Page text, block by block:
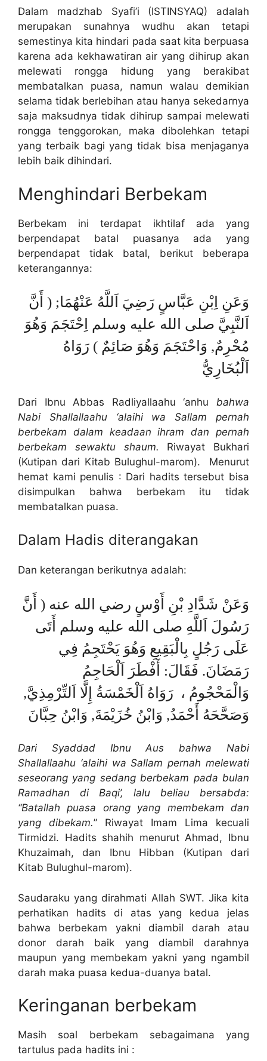
Dalam madzhab Syafi’i (ISTINSYAQ) adalah
merupakan sunahnya wudhu akan tetapi
semestinya kita hindari pada saat kita berpuasa
karena ada kekhawatiran air yang dihirup akan
melewati rongga hidung yang berakibat
membatalkan puasa, namun walau demikian
selama tidak berlebihan atau hanya sekedarnya
saja maksudnya tidak dihirup sampai melewati
rongga tenggorokan, maka dibolehkan tetapi
yang terbaik bagi yang tidak bisa menjaganya
lebih baik dihindari.
Menghindari Berbekam
Berbekam ini terdapat ikhtilaf ada yang
berpendapat batal puasanya ada yang
berpendapat tidak batal, berikut beberapa
keterangannya:
وَعَنِ اِبْنِ عَبَّاسٍ رَضِيَ اَللَّهُ عَنْهُمَا; ( أَنَّ
اَلنَّبِيَّ صلى الله عليه وسلم اِحْتَجَمَ وَهُوَ
مُحْرِمٌ, وَاحْتَجَمَ وَهُوَ صَائِمٌ ) رَوَاهُ
اَلْبُخَارِيُّ
Dari Ibnu Abbas Radliyallaahu ‘anhu bahwa
Nabi Shallallaahu ‘alaihi wa Sallam pernah
berbekam dalam keadaan ihram dan pernah
berbekam sewaktu shaum. Riwayat Bukhari
(Kutipan dari Kitab Bulughul-marom). Menurut
hemat kami penulis : Dari hadits tersebut bisa
disimpulkan bahwa berbekam itu tidak
membatalkan puasa.
Dalam Hadis diterangakan
Dan keterangan berikutnya adalah:
وَعَنْ شَدَّادِ بْنِ أَوْسٍ رضي الله عنه ( أَنَّ
رَسُولَ اَللَّهِ صلى الله عليه وسلم أَتَى
عَلَى رَجُلٍ بِالْبَقِيعِ وَهُوَ يَحْتَجِمُ فِي
رَمَضَانَ. فَقَالَ: أَفْطَرَ اَلْحَاجِمُ
وَالْمَحْجُومُ ، رَوَاهُ اَلْخَمْسَةُ إِلَّا اَلتِّرْمِذِيَّ,
وَصَحَّحَهُ أَحْمَدُ, وَابْنُ خُزَيْمَةَ, وَابْنُ حِبَّانَ
Dari Syaddad Ibnu Aus bahwa Nabi
Shallallaahu ‘alaihi wa Sallam pernah melewati
seseorang yang sedang berbekam pada bulan
Ramadhan di Baqi’, lalu beliau bersabda:
“Batallah puasa orang yang membekam dan
yang dibekam.” Riwayat Imam Lima kecuali
Tirmidzi. Hadits shahih menurut Ahmad, Ibnu
Khuzaimah, dan Ibnu Hibban (Kutipan dari
Kitab Bulughul-marom).
Saudaraku yang dirahmati Allah SWT. Jika kita
perhatikan hadits di atas yang kedua jelas
bahwa berbekam yakni diambil darah atau
donor darah baik yang diambil darahnya
maupun yang membekam yakni yang ngambil
darah maka puasa kedua-duanya batal.
Keringanan berbekam
Masih soal berbekam sebagaimana yang
tartulus pada hadits ini :